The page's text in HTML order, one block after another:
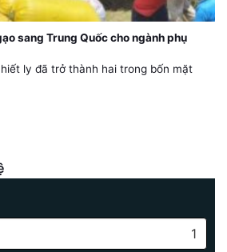
sang Trung Quốc cho ngành phụ
ly đã trở thành hai trong bốn mặt